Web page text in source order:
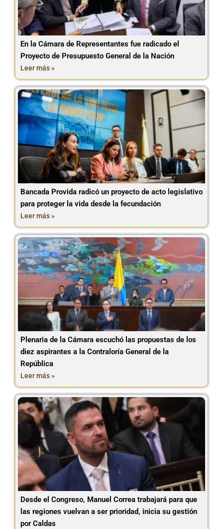
En la Cámara de Representantes fue radicado el
Proyecto de Presupuesto General de la Nación
Leer más »
Bancada Provida radicó un proyecto de acto legislativo
para proteger la vida desde la fecundación
Leer más »
Plenaria de la Cámara escuchó las propuestas de los
diez aspirantes a la Contraloría General de la
República
Leer más »
Desde el Congreso, Manuel Correa trabajará para que
las regiones vuelvan a ser prioridad, inicia su gestión
por Caldas